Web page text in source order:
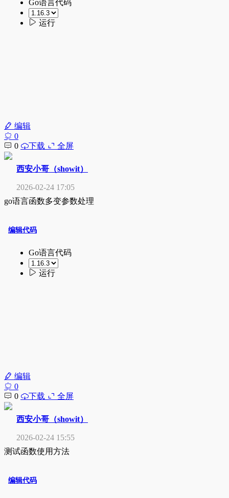
编辑
0
0
下载 全屏
西安小哥（showit）
2026-02-24 17:05
go语言函数多变参数处理
编辑
0
0
下载 全屏
西安小哥（showit）
2026-02-24 15:55
测试函数使用方法